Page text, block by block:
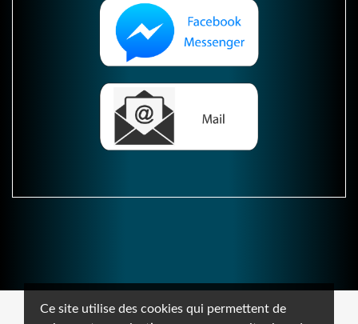
Ce site utilise des cookies qui permettent de